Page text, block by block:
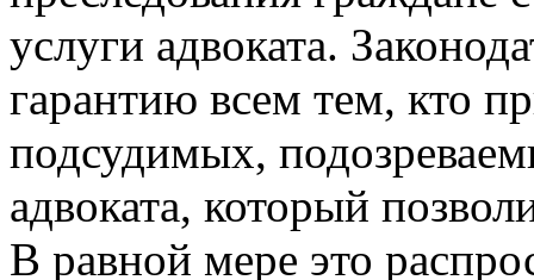
услуги адвоката.
гарантию всем тем, кто
подсудимых,
адвоката, который
В равной мере это